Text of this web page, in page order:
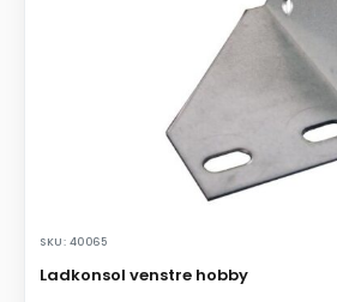
SKU: 40065
Ladkonsol venstre hobby